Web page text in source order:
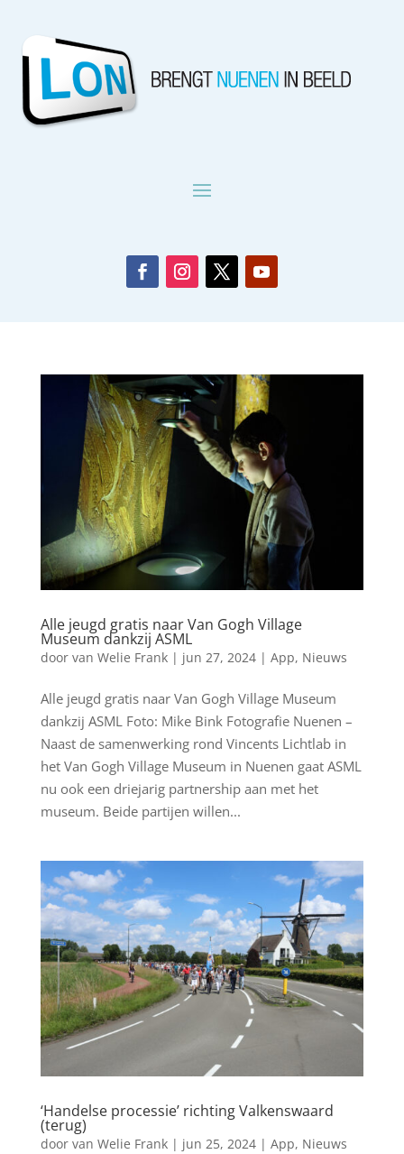
Alle jeugd gratis naar Van Gogh Village
Museum dankzij ASML
door van Welie Frank| jun 27, 2024| App, Nieuws
Alle jeugd gratis naar Van Gogh Village Museum
dankzij ASML Foto: Mike Bink Fotografie Nuenen –
Naast de samenwerking rond Vincents Lichtlab in
het Van Gogh Village Museum in Nuenen gaat ASML
nu ook een driejarig partnership aan met het
museum. Beide partijen willen...
‘Handelse processie’ richting Valkenswaard
(terug)
door van Welie Frank| jun 25, 2024| App, Nieuws